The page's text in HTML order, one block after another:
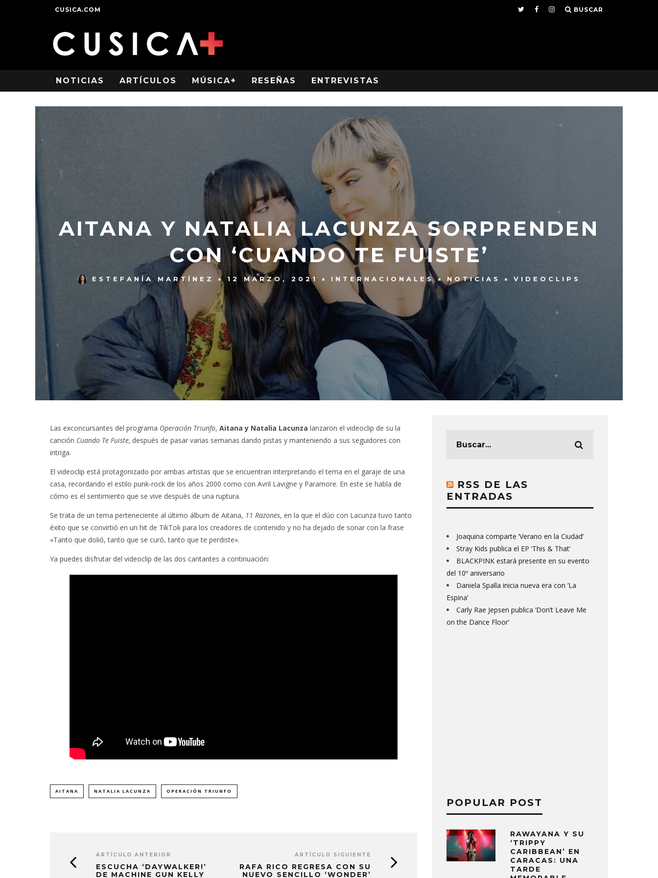
CUSICA.COM BUSCAR
NOTICIAS ARTÍCULOS MÚSICA+ RESEÑAS ENTREVISTAS
AITANA Y NATALIA LACUNZA SORPRENDEN
CON ‘CUANDO TE FUISTE’
ESTEFANÍA MARTÍNEZ 12 MARZO, 2021 INTERNACIONALES NOTICIAS VIDEOCLIPS
Las exconcursantes del programa Operación Triunfo, Aitana y Natalia Lacunza lanzaron el videoclip de su la
canción Cuando Te Fuiste, después de pasar varias semanas dando pistas y manteniendo a sus seguidores con
intriga.
El videoclip está protagonizado por ambas artistas que se encuentran interpretando el tema en el garaje de una
casa, recordando el estilo punk-rock de los años 2000 como con Avril Lavigne y Paramore. En este se habla de
cómo es el sentimiento que se vive después de una ruptura.
Se trata de un tema perteneciente al último álbum de Aitana, 11 Razones, en la que el dúo con Lacunza tuvo tanto
éxito que se convirtió en un hit de TikTok para los creadores de contenido y no ha dejado de sonar con la frase
«Tanto que dolió, tanto que se curó, tanto que te perdiste».
Ya puedes disfrutar del videoclip de las dos cantantes a continuación:
AITANA NATALIA LACUNZA OPERACIÓN TRIUNFO
ARTÍCULO ANTERIOR
ESCUCHA ‘DAYWALKER!’
DE MACHINE GUN KELLY
ARTÍCULO SIGUIENTE
RAFA RICO REGRESA CON SU
NUEVO SENCILLO ‘WONDER’
RSS DE LAS
ENTRADAS
Joaquina comparte ‘Verano en la Ciudad’
Stray Kids publica el EP ‘This & That’
BLACKPINK estará presente en su evento
del 10º aniversario
Daniela Spalla inicia nueva era con ‘La
Espina’
Carly Rae Jepsen publica ‘Don’t Leave Me
on the Dance Floor’
POPULAR POST
RAWAYANA Y SU
‘TRIPPY
CARIBBEAN’ EN
CARACAS: UNA
TARDE